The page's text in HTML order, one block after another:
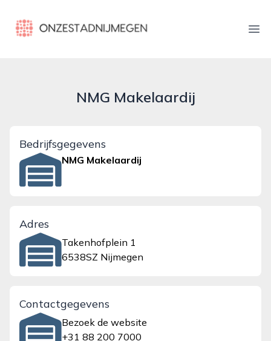
onzestadnijmegen.nl
NMG Makelaardij
Bedrijfsgegevens
NMG Makelaardij
Adres
Takenhofplein 1
6538SZ Nijmegen
Contactgegevens
Bezoek de website
+31 88 200 7000